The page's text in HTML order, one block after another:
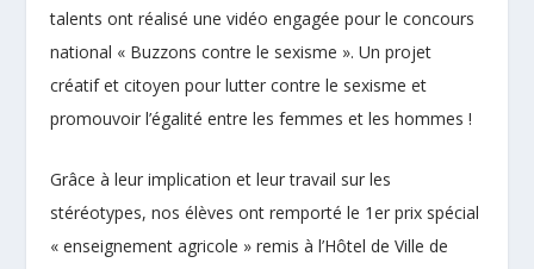
talents ont réalisé une vidéo engagée pour le concours
national « Buzzons contre le sexisme ». Un projet
créatif et citoyen pour lutter contre le sexisme et
promouvoir l’égalité entre les femmes et les hommes !
Grâce à leur implication et leur travail sur les
stéréotypes, nos élèves ont remporté le 1er prix spécial
« enseignement agricole » remis à l’Hôtel de Ville de